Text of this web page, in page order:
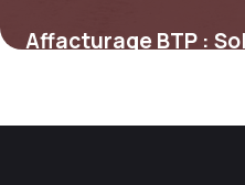
Affacturage BTP :